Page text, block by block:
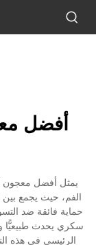
أفضل
يمثل أفضل معجون
الفم، حيث يجمع بين
حماية فائقة ضد
سكري يحدث طبيعيًّا
الرئيسي في هذه